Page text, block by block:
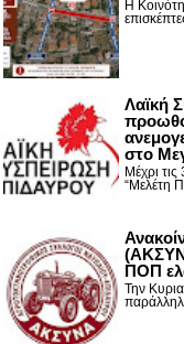
Η
Λαϊκή
στο
Μέχρι
“Μελέτη
ΠΟΠ
Την